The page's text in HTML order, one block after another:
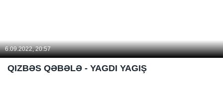
6.09.2022, 20:57
QIZBƏS QƏBƏLƏ - YAGDI YAGIŞ